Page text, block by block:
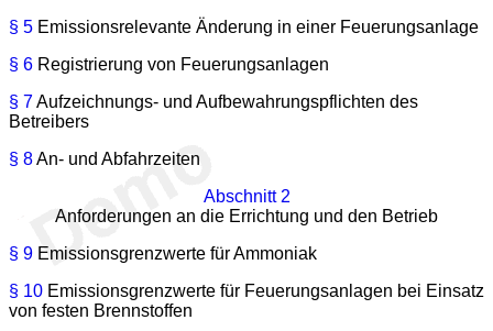
§ 5 Emissionsrelevante Änderung in einer Feuerungsanlage
§ 6 Registrierung von Feuerungsanlagen
§ 7Aufzeichnungs- und Aufbewahrungspflichten des
Betreibers
§ 8An- und Abfahrzeiten
Abschnitt 2
Anforderungen an die Errichtung und den Betrieb
§ 9 Emissionsgrenzwerte für Ammoniak
§ 10 Emissionsgrenzwerte für Feuerungsanlagen bei Einsatz
von festen Brennstoffen